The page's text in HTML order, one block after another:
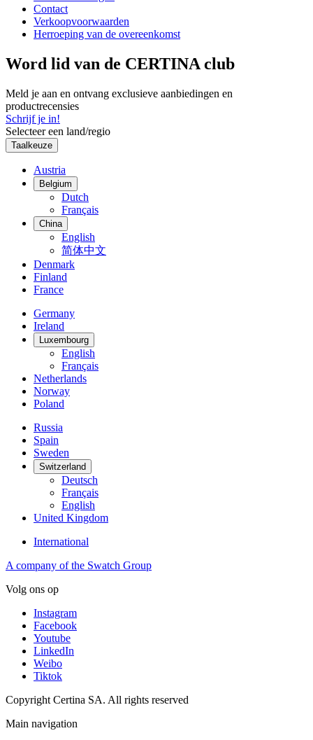
Contact
Verkoopvoorwaarden
Herroeping van de overeenkomst
Word lid van de CERTINA club
Meld je aan en ontvang exclusieve aanbiedingen en
productrecensies
Schrijf je in!
Selecteer een land/regio
Taalkeuze
Austria
Belgium
Dutch
Français
China
English
简体中文
Denmark
Finland
France
Germany
Ireland
Luxembourg
English
Français
Netherlands
Norway
Poland
Russia
Spain
Sweden
Switzerland
Deutsch
Français
English
United Kingdom
International
A company of the Swatch Group
Volg ons op
Instagram
Facebook
Youtube
LinkedIn
Weibo
Tiktok
Copyright Certina SA. All rights reserved
Main navigation